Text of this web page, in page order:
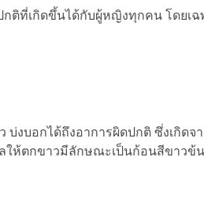
ที่เกิดขึ้นได้กับผู้หญิงทุกคน โดยเฉ
งบอกได้ถึงอาการผิดปกติ ซึ่งเกิดจ
ลให้ตกขาวมีลักษณะเป็นก้อนสีขาว